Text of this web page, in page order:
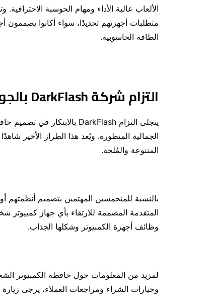
الألعاب عالية الأداء ومهام الحوسبة
متطلبات أجهزتهم تحديدًا، سواء أكانوا يصممون
الطاقة الحاسوبية.
التزام شركةDarkFlash
الجمالية المتطورة. ويُعد هذا الطراز الأخير
المتنوعة والمُلحة.
المتقدمة المصممة للارتقاء بأي جهاز
وظائف أجهزة الكمبيوتر وشكلها الجذاب.
وخيارات الشراء ومراجعات العملاء، يرجى زيارة